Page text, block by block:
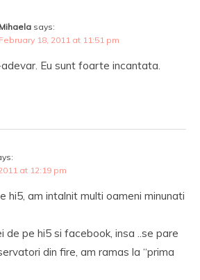
Mihaela says:
February 18, 2011 at 11:51 pm
Eu sunt foarte incantata.
at 12:19 pm
hi5, am intalnit multi oameni minunati
pe hi5 si facebook, insa ..se pare
din fire, am ramas la “prima